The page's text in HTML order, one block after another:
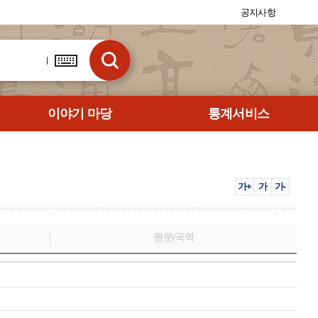
공지사항
이야기 마당 통계서비스
가+ 가 가-
원문/국역